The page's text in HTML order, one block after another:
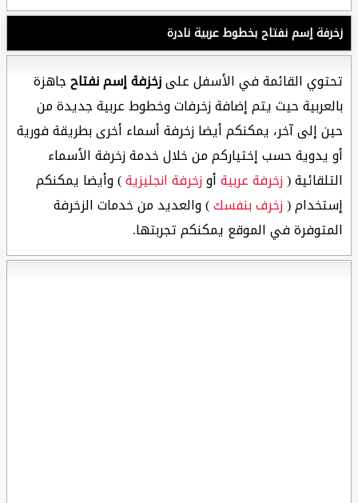
زخرفة إسم نفتاح بخطوط عربية نادرة
تحتوي القائمة في الأسفل علىزخزفة إسم نفتاحجاهزة
بالعربية حيث يتم إضافة زخرفات وخطوط عربية جديدة من
حين إلى آخر، يمكنكم أيضا زخرفة أسماء أخرى بطريقة فورية
أو يدوية حسب إختياركم من خلال خدمة زخرفة الأسماء
التلقائية (زخرفة عربيةأوزخرفة انجليزية) وأيضا يمكنكم
إستخدام (زخرف بنفسك) والعديد من خدمات الزخرفة
المتوفرة في الموقع يمكنكم تجربتها.